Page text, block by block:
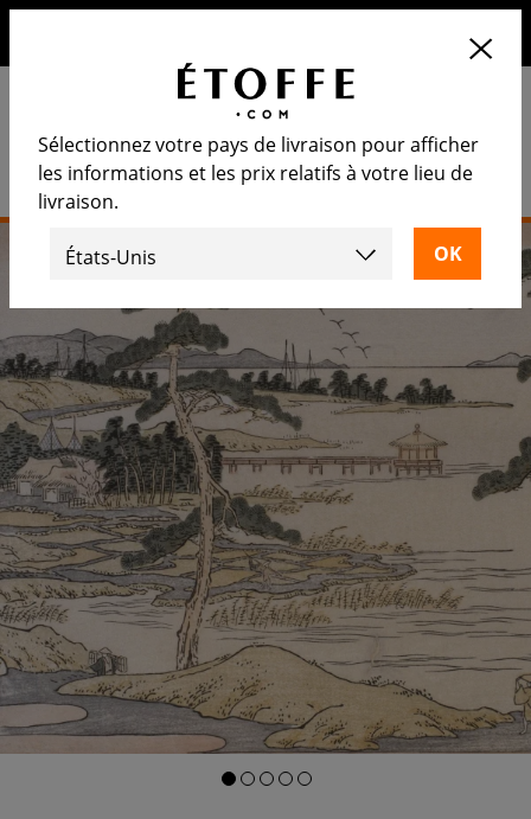
Sélectionnez votre pays de livraison pour afficher
les informations et les prix relatifs à votre lieu de
livraison.